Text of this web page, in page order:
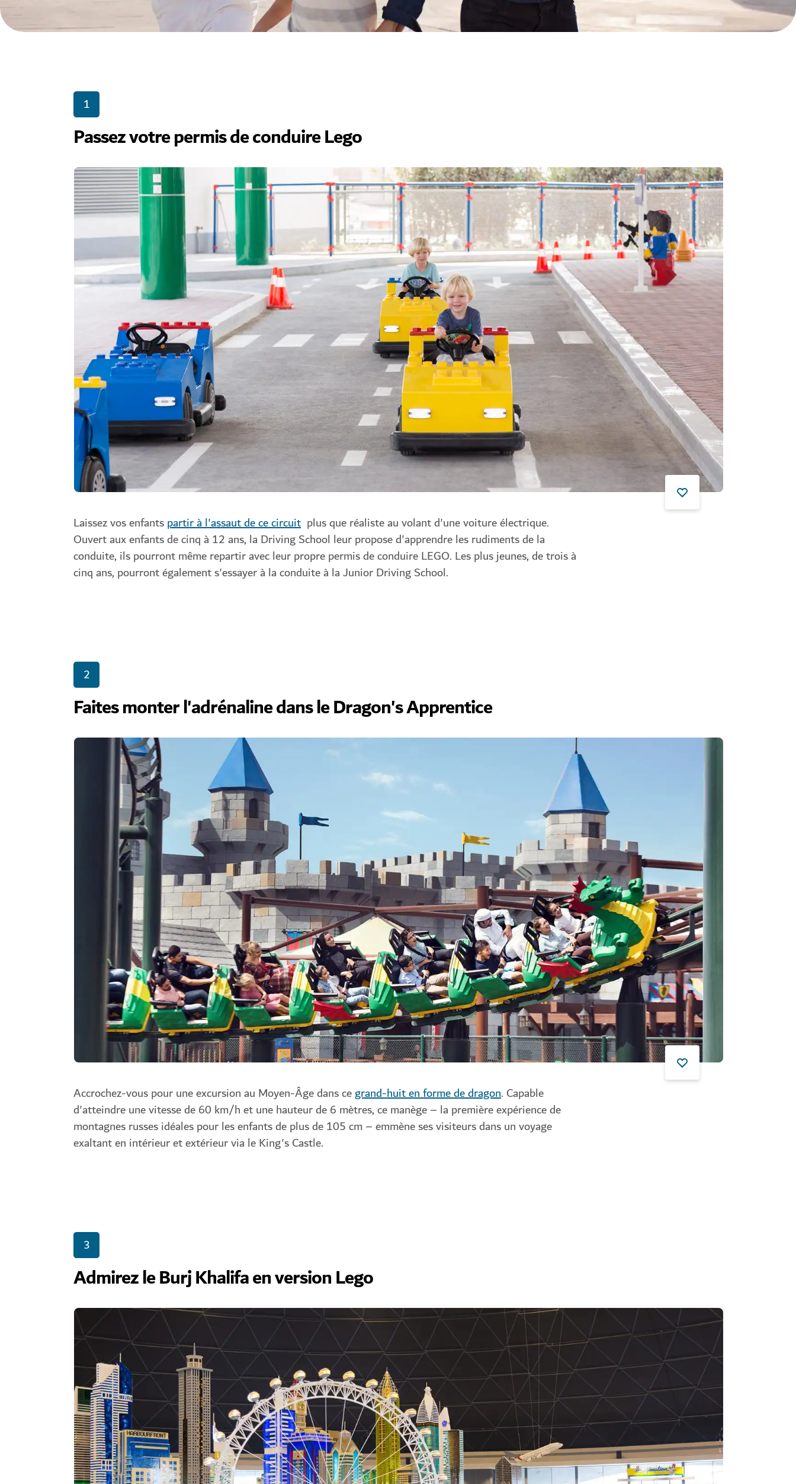
1
Passez votre permis de conduire Lego
Laissez vos enfantspartir à l'assaut de ce circuit plus que réaliste au volant d'une voiture électrique.
Ouvert aux enfants de cinq à 12 ans, la Driving School leur propose d'apprendre les rudiments de la
conduite, ils pourront même repartir avec leur propre permis de conduire LEGO. Les plus jeunes, de trois à
cinq ans, pourront également s'essayer à la conduite à la Junior Driving School.
2
Faites monter l'adrénaline dans le Dragon's Apprentice
Accrochez-vous pour une excursion au Moyen-Âge dans cegrand-huit en forme de dragon. Capable
d'atteindre une vitesse de 60 km/h et une hauteur de 6 mètres, ce manège – la première expérience de
montagnes russes idéales pour les enfants de plus de 105 cm – emmène ses visiteurs dans un voyage
exaltant en intérieur et extérieur via le King's Castle.
3
Admirez le Burj Khalifa en version Lego